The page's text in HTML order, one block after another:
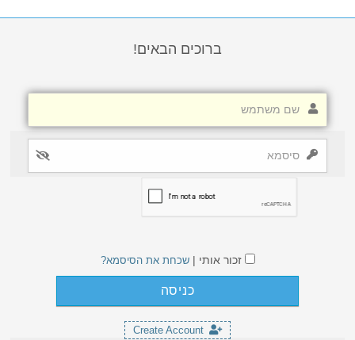
ברוכים הבאים!
זכור אותי |שכחת את הסיסמא?